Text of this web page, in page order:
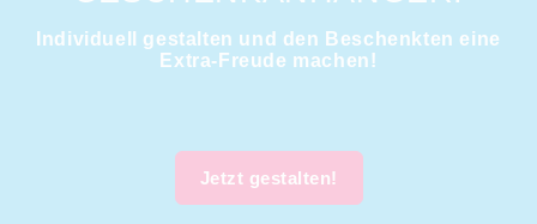
Individuell gestalten und den Beschenkten eine
Extra-Freude machen!
Jetzt gestalten!